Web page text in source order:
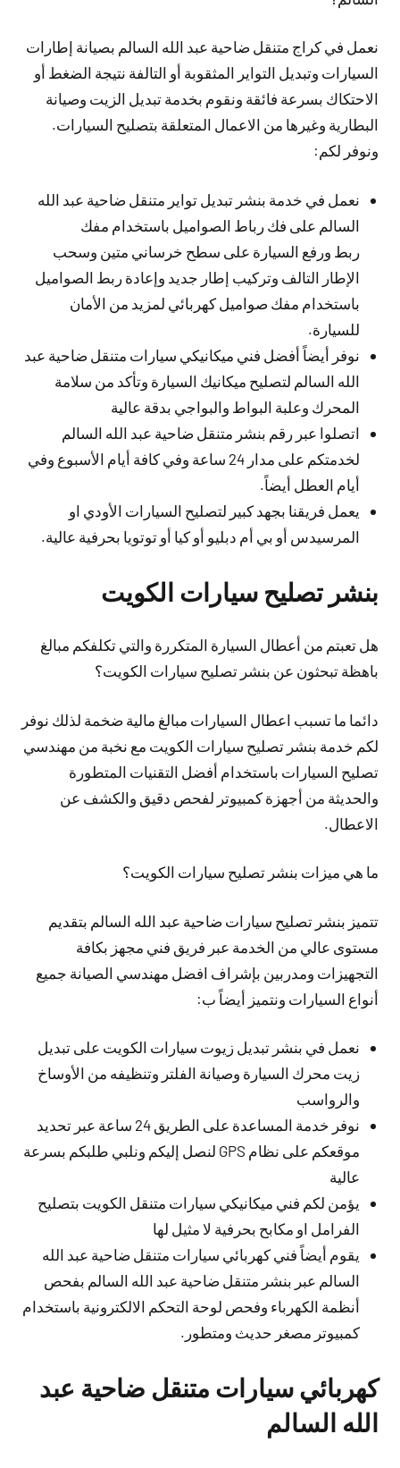
نعمل في كراج متنقل ضاحية عبد الله السالم بصيانة إطارات
السيارات وتبديل التواير المثقوبة أو التالفة نتيجة الضغط أو
الاحتكاك بسرعة فائقة ونقوم بخدمة تبديل الزيت وصيانة
البطارية وغيرها من الاعمال المتعلقة بتصليح السيارات.
ونوفر لكم:
نعمل في خدمة بنشر تبديل تواير متنقل ضاحية عبد الله
السالم على فك رباط الصواميل باستخدام مفك
ربط ورفع السيارة على سطح خرساني متين وسحب
الإطار التالف وتركيب إطار جديد وإعادة ربط الصواميل
باستخدام مفك صواميل كهربائي لمزيد من الأمان
للسيارة.
نوفر أيضاً أفضل فني ميكانيكي سيارات متنقل ضاحية عبد
الله السالم لتصليح ميكانيك السيارة وتأكد من سلامة
المحرك وعلبة البواط والبواجي بدقة عالية
اتصلوا عبر رقم بنشر متنقل ضاحية عبد الله السالم
لخدمتكم على مدار 24 ساعة وفي كافة أيام الأسبوع وفي
أيام العطل أيضاً.
يعمل فريقنا بجهد كبير لتصليح السيارات الأودي او
المرسيدس أو بي أم دبليو أو كيا أو توتويا بحرفية عالية.
بنشر تصليح سيارات الكويت
هل تعبتم من أعطال السيارة المتكررة والتي تكلفكم مبالغ
باهظة تبحثون عن بنشر تصليح سيارات الكويت؟
دائما ما تسبب اعطال السيارات مبالغ مالية ضخمة لذلك نوفر
لكم خدمة بنشر تصليح سيارات الكويت مع نخبة من مهندسي
تصليح السيارات باستخدام أفضل التقنيات المتطورة
والحديثة من أجهزة كمبيوتر لفحص دقيق والكشف عن
الاعطال.
ما هي ميزات بنشر تصليح سيارات الكويت؟
تتميز بنشر تصليح سيارات ضاحية عبد الله السالم بتقديم
مستوى عالي من الخدمة عبر فريق فني مجهز بكافة
التجهيزات ومدربين بإشراف افضل مهندسي الصيانة جميع
أنواع السيارات ونتميز أيضاً ب:
نعمل في بنشر تبديل زيوت سيارات الكويت على تبديل
زيت محرك السيارة وصيانة الفلتر وتنظيفه من الأوساخ
والرواسب
نوفر خدمة المساعدة على الطريق 24 ساعة عبر تحديد
موقعكم على نظام GPS لنصل إليكم ونلبي طلبكم بسرعة
عالية
يؤمن لكم فني ميكانيكي سيارات متنقل الكويت بتصليح
الفرامل او مكابح بحرفية لا مثيل لها
يقوم أيضاً فني كهربائي سيارات متنقل ضاحية عبد الله
السالم عبر بنشر متنقل ضاحية عبد الله السالم بفحص
أنظمة الكهرباء وفحص لوحة التحكم الالكترونية باستخدام
كمبيوتر مصغر حديث ومتطور.
كهربائي سيارات متنقل ضاحية عبد
الله السالم